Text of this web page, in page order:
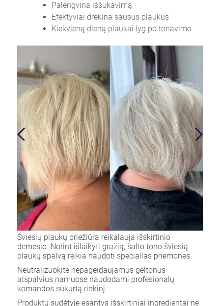
Palengvina iššukavimą
Efektyviai drėkina sausus plaukus
Kiekvieną dieną plaukai lyg po tonavimo
Šviesių plaukų priežiūra reikalauja išskirtinio
dėmesio. Norint išlaikyti gražią, šalto tono šviesią
plaukų spalvą reikia naudoti specialias priemones.
Neutralizuokite nepageidaujamus geltonus
atspalvius namuose naudodami profesionalų
komandos sukurtą rinkinį.
Produktų sudėtyje esantys išskirtiniai ingredientai ne